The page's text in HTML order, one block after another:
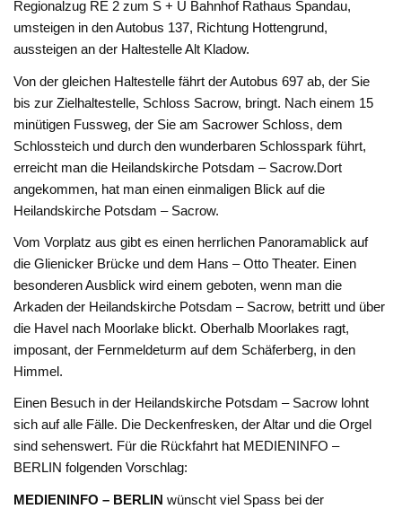
Regionalzug RE 2 zum S + U Bahnhof Rathaus Spandau,
umsteigen in den Autobus 137, Richtung Hottengrund,
aussteigen an der Haltestelle Alt Kladow.
Von der gleichen Haltestelle fährt der Autobus 697 ab, der Sie
bis zur Zielhaltestelle, Schloss Sacrow, bringt. Nach einem 15
minütigen Fussweg, der Sie am Sacrower Schloss, dem
Schlossteich und durch den wunderbaren Schlosspark führt,
erreicht man die Heilandskirche Potsdam – Sacrow.Dort
angekommen, hat man einen einmaligen Blick auf die
Heilandskirche Potsdam – Sacrow.
Vom Vorplatz aus gibt es einen herrlichen Panoramablick auf
die Glienicker Brücke und dem Hans – Otto Theater. Einen
besonderen Ausblick wird einem geboten, wenn man die
Arkaden der Heilandskirche Potsdam – Sacrow, betritt und über
die Havel nach Moorlake blickt. Oberhalb Moorlakes ragt,
imposant, der Fernmeldeturm auf dem Schäferberg, in den
Himmel.
Einen Besuch in der Heilandskirche Potsdam – Sacrow lohnt
sich auf alle Fälle. Die Deckenfresken, der Altar und die Orgel
sind sehenswert. Für die Rückfahrt hat MEDIENINFO –
BERLIN folgenden Vorschlag:
MEDIENINFO – BERLIN wünscht viel Spass bei der